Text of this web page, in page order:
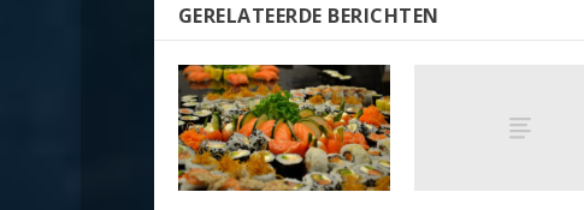
GERELATEERDE BERICHTEN